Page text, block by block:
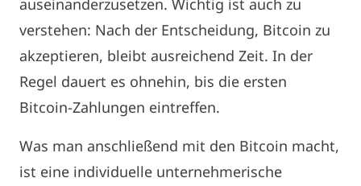
verstehen: Nach der Entscheidung, Bitcoin zu
akzeptieren, bleibt ausreichend Zeit. In der
Regel dauert es ohnehin, bis die ersten
Bitcoin-Zahlungen eintreffen.
Was man anschließend mit den Bitcoin macht,
ist eine individuelle unternehmerische